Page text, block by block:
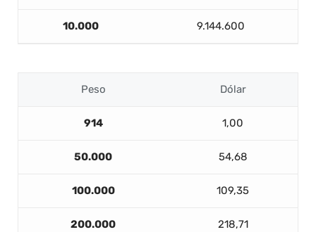
10.000 9.144.600
Peso Dólar
914 1,00
50.000 54,68
100.000 109,35
200.000 218,71